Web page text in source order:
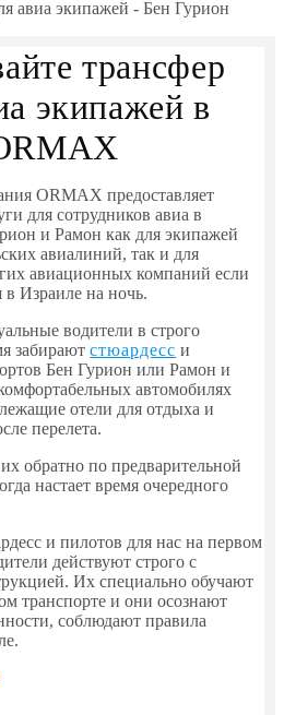
трансфер
экипажей в
ORMAX предоставляет
для сотрудников авиа в
и Рамон как для экипажей
авиалиний, так и для
авиационных компаний если
Израиле на ночь.
водители в строго
забираютстюардесс и
Бен Гурион или Рамон и
автомобилях
отели для отдыха и
перелета.
обратно по предварительной
настает время очередного
и пилотов для нас на первом
действуют строго с
Их специально обучают
транспорте и они осознают
соблюдают правила